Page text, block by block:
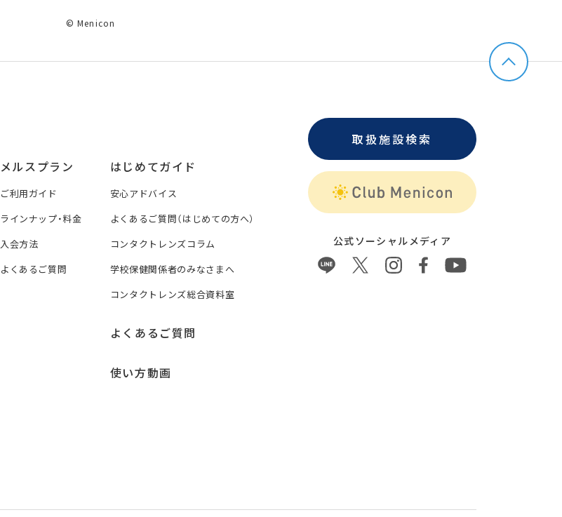
© Menicon
メルスプラン
ご利用ガイド
ラインナップ・料金
入会方法
よくあるご質問
はじめてガイド
安心アドバイス
よくあるご質問（はじめての方へ）
コンタクトレンズコラム
学校保健関係者のみなさまへ
コンタクトレンズ総合資料室
よくあるご質問
使い方動画
取扱施設検索
公式ソーシャルメディア